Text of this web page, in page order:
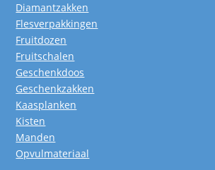
Diamantzakken
Flesverpakkingen
Fruitdozen
Fruitschalen
Geschenkdoos
Geschenkzakken
Kaasplanken
Kisten
Manden
Opvulmateriaal